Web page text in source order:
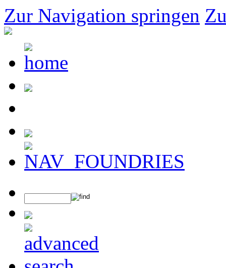
Zur Navigation springen